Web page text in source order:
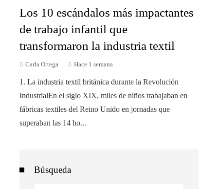
Los 10 escándalos más impactantes
de trabajo infantil que
transformaron la industria textil
Carla Ortega Hace 1 semana
1. La industria textil británica durante la Revolución
IndustrialEn el siglo XIX, miles de niños trabajaban en
fábricas textiles del Reino Unido en jornadas que
superaban las 14 ho...
Búsqueda